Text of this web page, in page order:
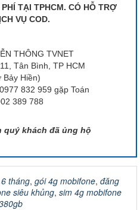
TẠI TPHCM. CÓ HỖ TRỢ
VỤ COD.
THÔNG TVNET
Tân Bình, TP HCM
Bảy Hiền)
832 959 gặp Toán
389 788
quý khách đã ủng hộ
tháng, gói 4g mobifone, đăng
siêu khủng, sim 4g mobifone